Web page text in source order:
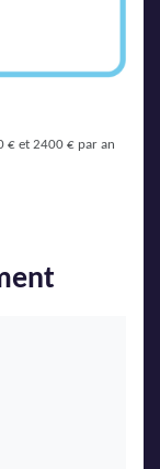
€ et 2400 € par an